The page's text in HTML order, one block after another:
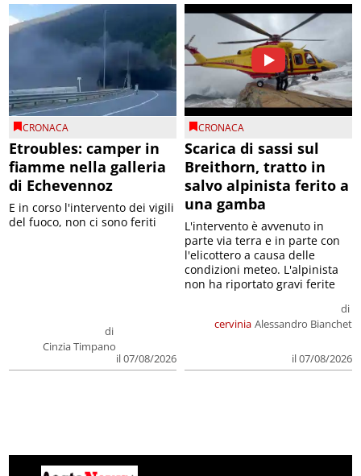
CRONACA
Etroubles: camper in
fiamme nella galleria
di Echevennoz
di
Cinzia Timpano
il 07/08/2026
E in corso l'intervento dei vigili
del fuoco, non ci sono feriti
CRONACA
Scarica di sassi sul
Breithorn, tratto in
salvo alpinista ferito a
una gamba
cervinia
di
Alessandro Bianchet
il 07/08/2026
L'intervento è avvenuto in
parte via terra e in parte con
l'elicottero a causa delle
condizioni meteo. L'alpinista
non ha riportato gravi ferite